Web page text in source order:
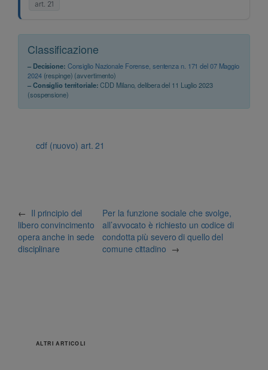
art. 21
Classificazione
– Decisione: Consiglio Nazionale Forense, sentenza n. 171 del 07 Maggio
2024(respinge) (avvertimento)
– Consiglio territoriale:CDD Milano, delibera del 11 Luglio 2023
(sospensione)
cdf (nuovo) art. 21
← Il principio del
libero convincimento
opera anche in sede
disciplinare
Per la funzione sociale che svolge,
all’avvocato è richiesto un codice di
condotta più severo di quello del
comune cittadino →
ALTRI ARTICOLI